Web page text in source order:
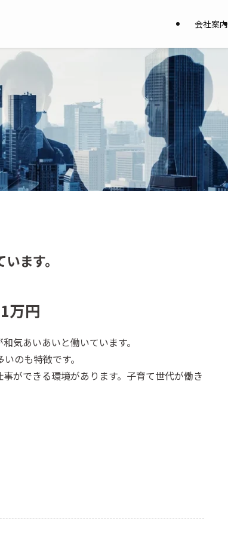
会社案内
ます。
万円
気あいあいと働いています。
のも特徴です。
ができる環境があります。子育て世代が働き